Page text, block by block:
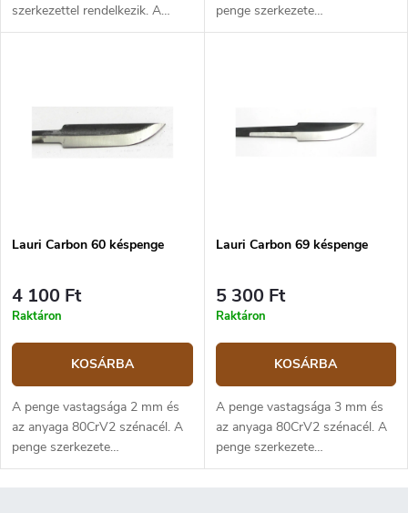
szerkezettel rendelkezik. A
penge hőkezelt, edzett és
penge szerkezete
markolattüskés. A kés hossza
Lauri Carbon 60 késpenge
4 100 Ft
Raktáron
KOSÁRBA
A penge vastagsága 2 mm és
az anyaga 80CrV2 szénacél. A
penge szerkezete
markolattüskés. A kés hossza
Lauri Carbon 69 késpenge
5 300 Ft
Raktáron
KOSÁRBA
A penge vastagsága 3 mm és
az anyaga 80CrV2 szénacél. A
penge szerkezete
markolattüskés. A kés hossza